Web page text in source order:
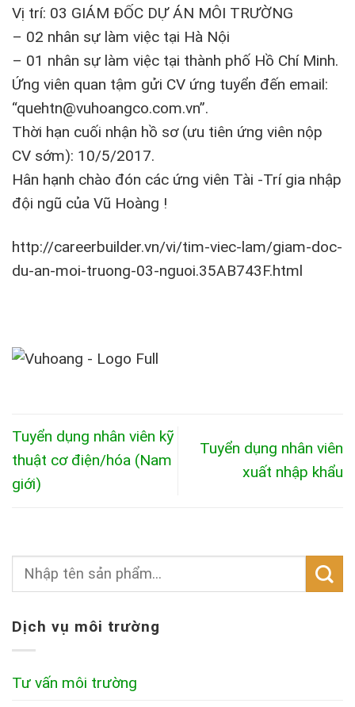
Vị trí: 03 GIÁM ĐỐC DỰ ÁN MÔI TRƯỜNG
– 02 nhân sự làm việc tại Hà Nội
– 01 nhân sự làm việc tại thành phố Hồ Chí Minh.
Ứng viên quan tậm gửi CV ứng tuyển đến email:
“quehtn@vuhoangco.com.vn”.
Thời hạn cuối nhận hồ sơ (ưu tiên ứng viên nộp
CV sớm): 10/5/2017.
Hân hạnh chào đón các ứng viên Tài -Trí gia nhập
đội ngũ của Vũ Hoàng !
http://careerbuilder.vn/vi/tim-viec-lam/giam-doc-
du-an-moi-truong-03-nguoi.35AB743F.html
Tuyển dụng nhân viên kỹ
thuật cơ điện/hóa (Nam
giới)
Tuyển dụng nhân viên
xuất nhập khẩu
Dịch vụ môi trường
Tư vấn môi trường